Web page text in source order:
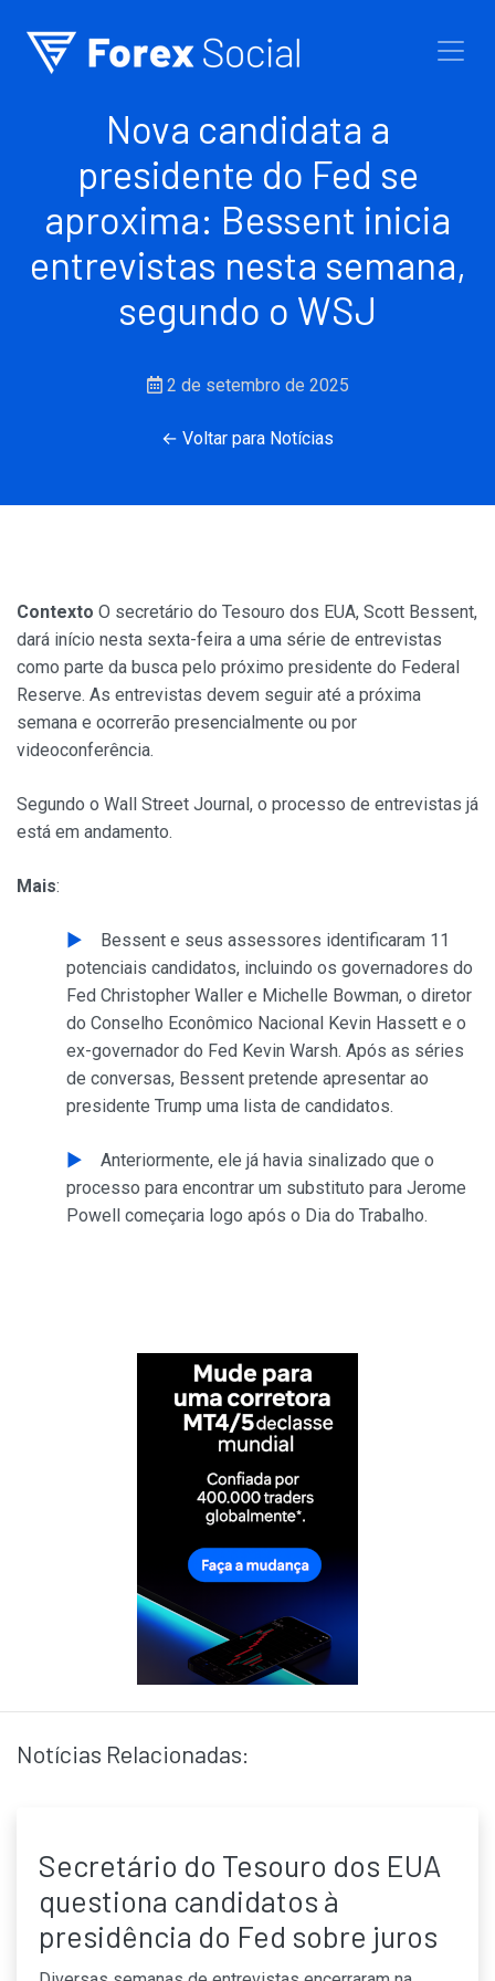
Nova candidata a
presidente do Fed se
aproxima: Bessent inicia
entrevistas nesta semana,
segundo o WSJ
2 de setembro de 2025
← Voltar para Notícias
Contexto O secretário do Tesouro dos EUA, Scott Bessent,
dará início nesta sexta-feira a uma série de entrevistas
como parte da busca pelo próximo presidente do Federal
Reserve. As entrevistas devem seguir até a próxima
semana e ocorrerão presencialmente ou por
videoconferência.
Segundo o Wall Street Journal, o processo de entrevistas já
está em andamento.
Mais:
Bessent e seus assessores identificaram 11
potenciais candidatos, incluindo os governadores do
Fed Christopher Waller e Michelle Bowman, o diretor
do Conselho Econômico Nacional Kevin Hassett e o
ex-governador do Fed Kevin Warsh. Após as séries
de conversas, Bessent pretende apresentar ao
presidente Trump uma lista de candidatos.
Anteriormente, ele já havia sinalizado que o
processo para encontrar um substituto para Jerome
Powell começaria logo após o Dia do Trabalho.
Notícias Relacionadas:
Secretário do Tesouro dos EUA
questiona candidatos à
presidência do Fed sobre juros